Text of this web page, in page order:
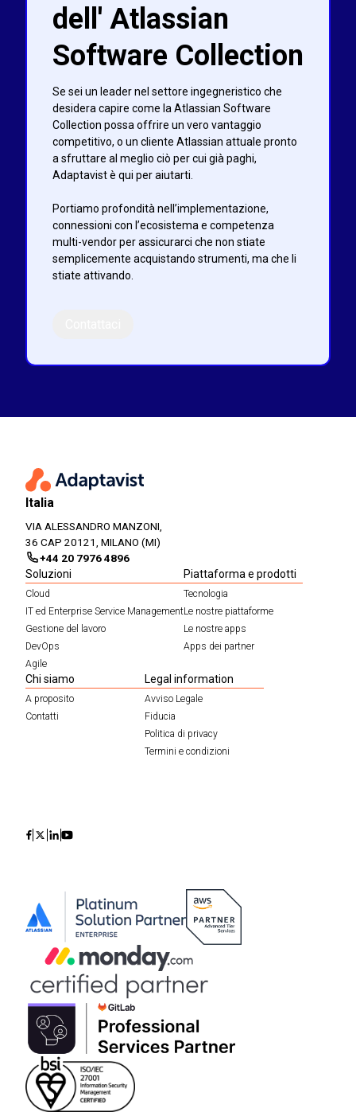
dell' Atlassian
Software Collection
Se sei un leader nel settore ingegneristico che
desidera capire come la Atlassian Software
Collection possa offrire un vero vantaggio
competitivo, o un cliente Atlassian attuale pronto
a sfruttare al meglio ciò per cui già paghi,
Adaptavist è qui per aiutarti.
Portiamo profondità nell’implementazione,
connessioni con l’ecosistema e competenza
multi-vendor per assicurarci che non stiate
semplicemente acquistando strumenti, ma che li
stiate attivando.
Italia
VIA ALESSANDRO MANZONI,
36 CAP 20121, MILANO (MI)
+44 20 7976 4896
Soluzioni
Cloud
IT ed Enterprise Service Management
Gestione del lavoro
DevOps
Agile
Piattaforma e prodotti
Tecnologia
Le nostre piattaforme
Le nostre apps
Apps dei partner
Chi siamo
A proposito
Contatti
Legal information
Avviso Legale
Fiducia
Politica di privacy
Termini e condizioni
IconIconIconIcon